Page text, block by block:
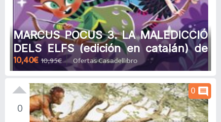
MARCUS POCUS 3. LA MALEDICCIÓ
DELS ELFS (edición en catalán) de
PEDRO MAÑAS
10,40€ 10,95€ Ofertas Casadellibro
0
0 comment